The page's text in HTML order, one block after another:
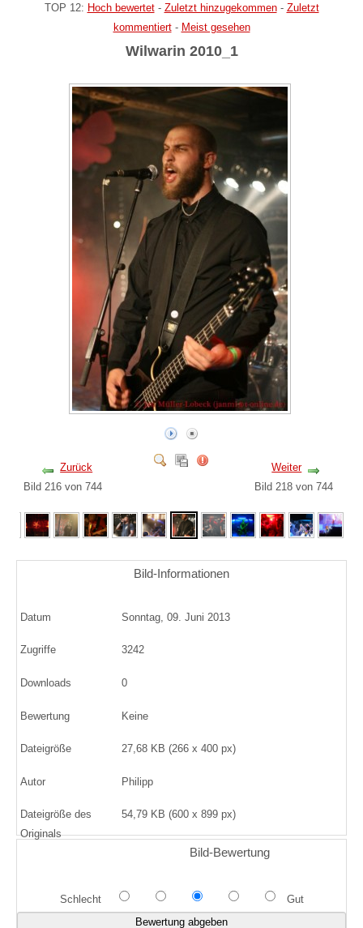
TOP 12: Hoch bewertet- Zuletzt hinzugekommen- Zuletzt
kommentiert- Meist gesehen
Wilwarin 2010_1
Zurück
Bild 216 von 744
Weiter
Bild 218 von 744
Bild-Informationen
Datum Sonntag, 09. Juni 2013
Zugriffe 3242
Downloads 0
Bewertung Keine
Dateigröße 27,68 KB (266 x 400 px)
Autor Philipp
Dateigröße des
Originals
54,79 KB (600 x 899 px)
Bild-Bewertung
Schlecht Gut